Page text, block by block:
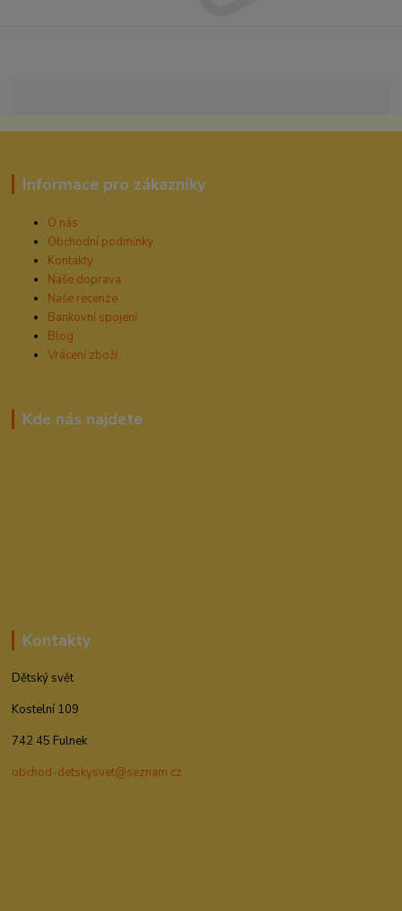
Informace pro zákazníky
O nás
Obchodní podmínky
Kontakty
Naše doprava
Naše recenze
Bankovní spojení
Blog
Vrácení zboží
Kde nás najdete
Kontakty
Dětský svět
Kostelní 109
742 45 Fulnek
obchod-detskysvet@seznam.cz